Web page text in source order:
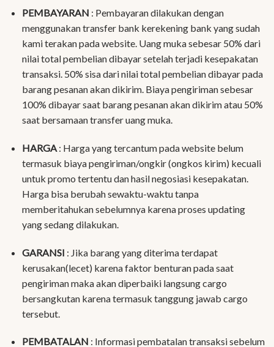
PEMBAYARAN : Pembayaran dilakukan dengan
menggunakan transfer bank kerekening bank yang sudah
kami terakan pada website. Uang muka sebesar 50% dari
nilai total pembelian dibayar setelah terjadi kesepakatan
transaksi. 50% sisa dari nilai total pembelian dibayar pada
barang pesanan akan dikirim. Biaya pengiriman sebesar
100% dibayar saat barang pesanan akan dikirim atau 50%
saat bersamaan transfer uang muka.
HARGA: Harga yang tercantum pada website belum
termasuk biaya pengiriman/ongkir (ongkos kirim) kecuali
untuk promo tertentu dan hasil negosiasi kesepakatan.
Harga bisa berubah sewaktu-waktu tanpa
memberitahukan sebelumnya karena proses updating
yang sedang dilakukan.
GARANSI : Jika barang yang diterima terdapat
kerusakan(lecet) karena faktor benturan pada saat
pengiriman maka akan diperbaiki langsung cargo
bersangkutan karena termasuk tanggung jawab cargo
tersebut.
PEMBATALAN : Informasi pembatalan transaksi sebelum